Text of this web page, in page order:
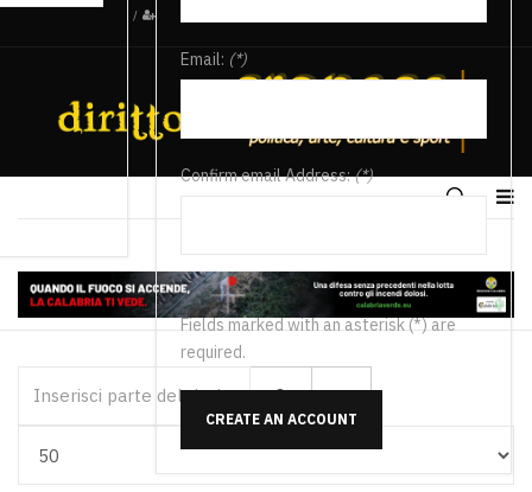
/
Email: (*)
Confirm email Address:(*)
Fields marked with an asterisk (*) are
required.
CREATE AN ACCOUNT